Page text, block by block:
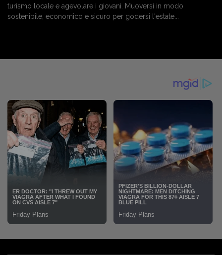
turismo locale e agevolare i giovani. Muoversi in modo
sostenibile, economico e sicuro per godersi l'estate...